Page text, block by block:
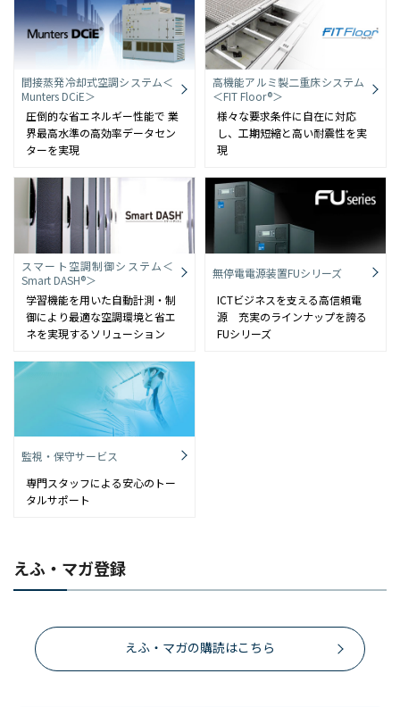
間接蒸発冷却式空調システム＜
Munters DCiE＞
圧倒的な省エネルギー性能で 業
界最高水準の高効率データセン
ターを実現
高機能アルミ製二重床システム
＜FIT Floor®＞
様々な要求条件に自在に対応
し、工期短縮と高い耐震性を実
現
スマート空調制御システム＜
Smart DASH®＞
学習機能を用いた自動計測・制
御により最適な空調環境と省エ
ネを実現するソリューション
無停電電源装置FUシリーズ
ICTビジネスを支える高信頼電
源 充実のラインナップを誇る
FUシリーズ
監視・保守サービス
専門スタッフによる安心のトー
タルサポート
えふ・マガ登録
えふ・マガの購読はこちら